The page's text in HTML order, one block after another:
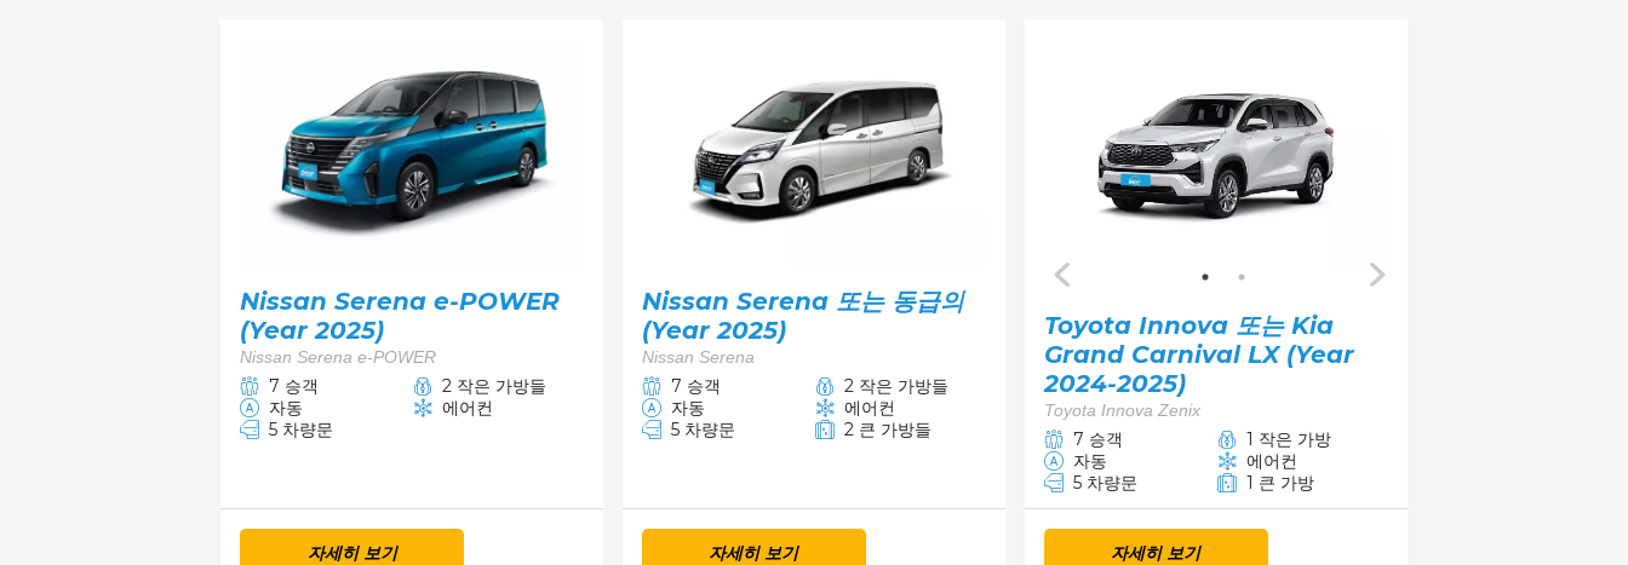
Nissan Serena e-POWER
(Year 2025)
Nissan Serena e-POWER
7 승객
2 작은 가방들
자동
에어컨
5 차량문
자세히 보기
Nissan Serena 또는 동급의
(Year 2025)
Nissan Serena
7 승객
2 작은 가방들
자동
에어컨
5 차량문
2 큰 가방들
자세히 보기
Toyota Innova 또는 Kia
Grand Carnival​ LX (Year
2024-2025)
Toyota Innova Zenix
7 승객
1 작은 가방
자동
에어컨
5 차량문
1 큰 가방
자세히 보기